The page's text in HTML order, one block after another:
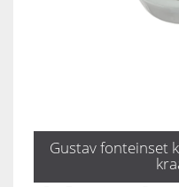
Gustav fonteinset